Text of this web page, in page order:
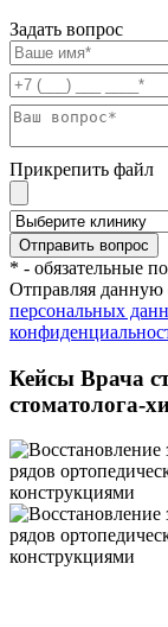
Задать вопрос
Прикрепить файл
* - обязательные
Отправляя данную
персональных
Кейсы Врача
стоматолога-